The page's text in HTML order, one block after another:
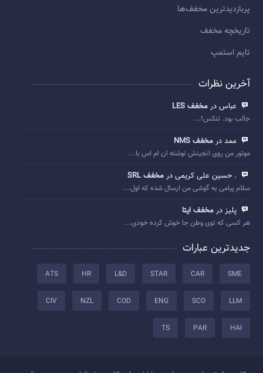
پربازديدترين مخفف‌ها
تاريخچه مخفف
تایم استمپ
آخرین نظرات
عباس در مخفف LES
جالب بود. تنکس!...
ممد در مخفف NMS
موتور من روی انجینش نوشته ان ام اس با...
. حسین علی کریمی در مخفف SRL
سلام پیامی به گوشی من ارسال شده که اول...
پلیز در مخفف ایتا
هر کسی که توی وطن جا خوش کرده خودی...
جدیدترین عبارات
SME
CAR
STAR
L&D
HR
ATS
LLM
SCO
ENG
COD
NZL
CIV
HAI
PAR
TS